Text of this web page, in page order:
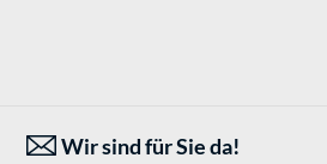
Wir sind für Sie da!